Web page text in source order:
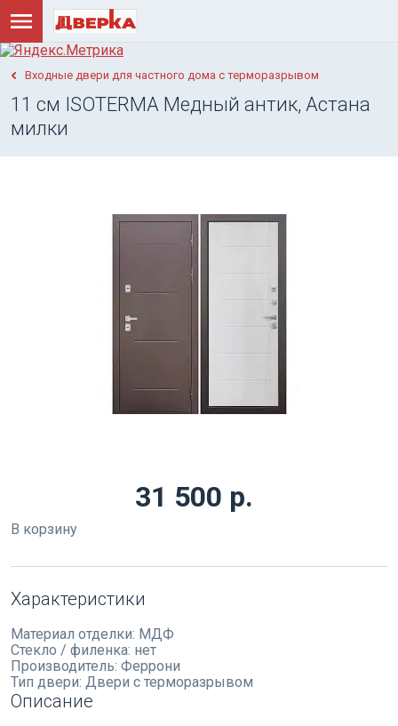
Входные двери для частного дома с терморазрывом
11 см ISOTERMA Медный антик, Астана
милки
31 500 р.
В корзину
Характеристики
Материал отделки: МДФ
Стекло / филенка: нет
Производитель: Феррони
Тип двери: Двери с терморазрывом
Описание